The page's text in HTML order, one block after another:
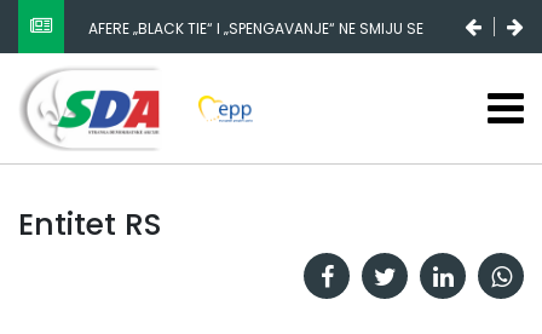
AFERE „BLACK TIE“ I „SPENGAVANJE“ NE SMIJU SE
ZATAŠKATI
Entitet RS